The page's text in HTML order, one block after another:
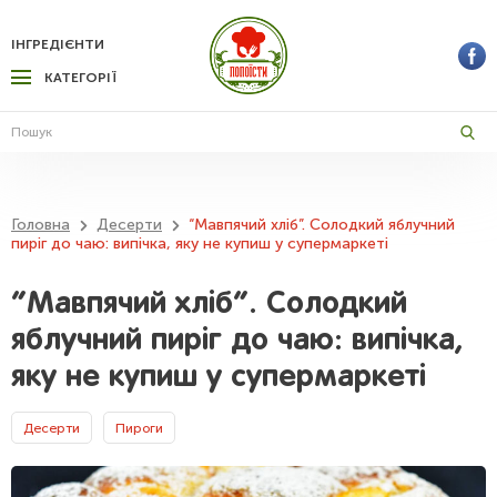
КАТЕГОРІЇ
ІНГРЕДІЄНТИ
Головна Десерти
“Мавпячий хліб”. Солодкий яблучний
пиріг до чаю: випічка, яку не купиш у супермаркеті
“Мавпячий хліб”. Солодкий
яблучний пиріг до чаю: випічка,
яку не купиш у супермаркеті
Десерти Пироги